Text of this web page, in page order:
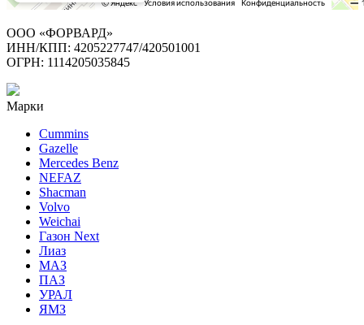
ООО «ФОРВАРД»
ИНН/КПП: 4205227747/420501001
ОГРН: 1114205035845
Марки
Cummins
Gazelle
Mercedes Benz
NEFAZ
Shacman
Volvo
Weichai
Газон Next
Лиаз
МАЗ
ПАЗ
УРАЛ
ЯМЗ